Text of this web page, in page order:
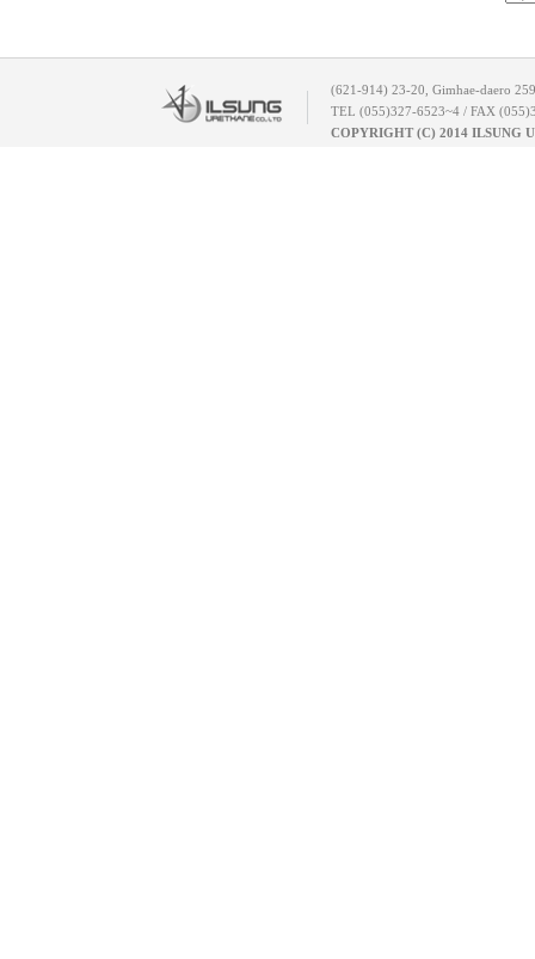
(621-914) 23-20, Gimhae-daero
TEL (055)327-6523~4 / FAX
COPYRIGHT (C) 2014 ILSUNG